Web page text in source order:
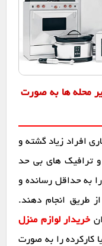
محله ها به صورت
افراد زیاد گشته و
ترافیک های بی حد
به حداقل رسانده و
طریق انجام دهند.
خریدار لوازم منزل
کارکرده را به صورت